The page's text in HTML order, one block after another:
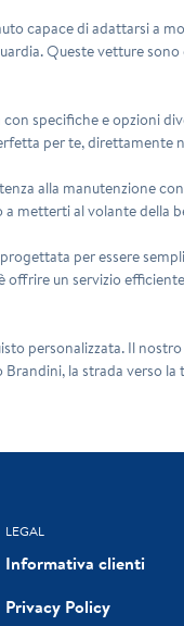
capace di adattarsi a
Queste vetture
specifiche e opzioni
per te, direttamente
alla manutenzione
metterti al volante della
per essere
un servizio
personalizzata. Il
la strada verso
LEGAL
Informativa clienti
Privacy Policy